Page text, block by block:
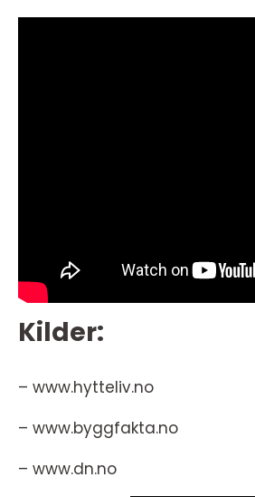
Kilder:
– www.hytteliv.no
– www.byggfakta.no
– www.dn.no